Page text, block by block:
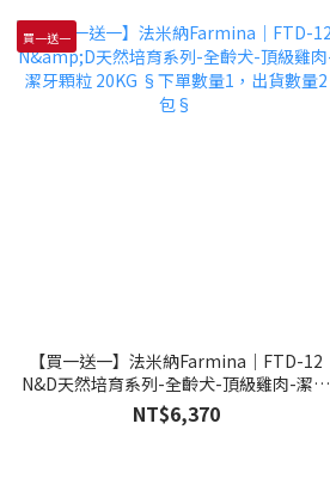
買一送一
【買一送一】法米納Farmina｜FTD-12
N&D天然培育系列-全齡犬-頂級雞肉-潔牙
顆粒 20KG §下單數量1，出貨數量2包§
NT$6,370